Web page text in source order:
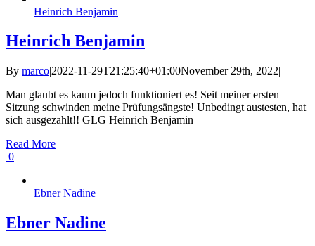
Heinrich Benjamin
Heinrich Benjamin
By marco|2022-11-29T21:25:40+01:00November 29th, 2022|
Man glaubt es kaum jedoch funktioniert es! Seit meiner ersten
Sitzung schwinden meine Prüfungsängste! Unbedingt austesten, hat
sich ausgezahlt!! GLG Heinrich Benjamin
Read More
0
Ebner Nadine
Ebner Nadine